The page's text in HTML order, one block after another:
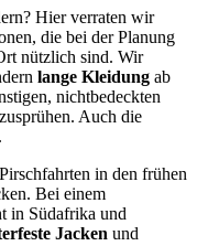
Hier verraten wir
die bei der Planung
nützlich sind. Wir
lange Kleidung ab
nichtbedeckten
Auch die
in den frühen
Bei einem
in Südafrika und
Jacken und